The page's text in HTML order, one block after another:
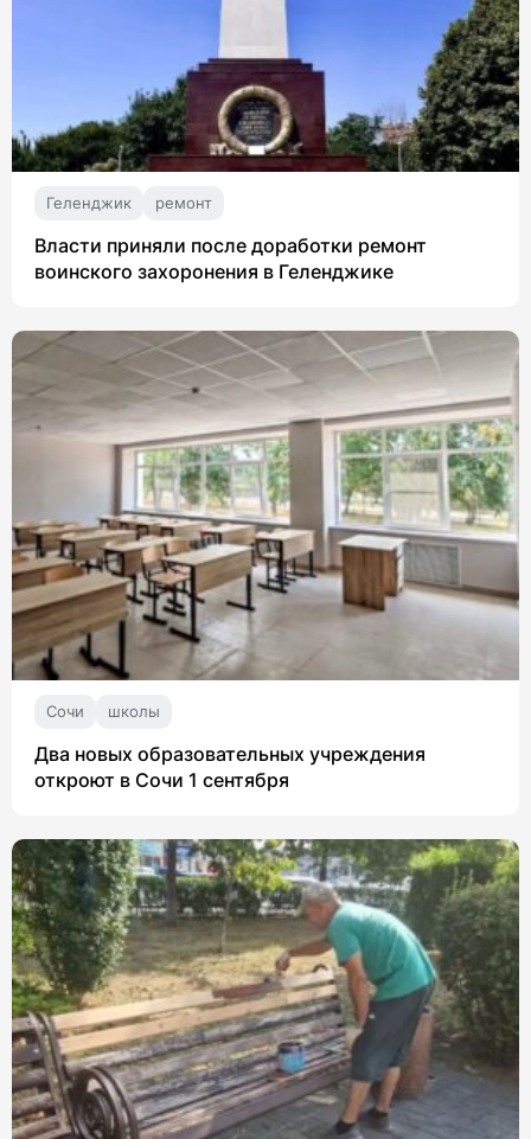
Геленджик ремонт
Власти приняли после доработки ремонт
воинского захоронения в Геленджике
Сочи школы
Два новых образовательных учреждения
откроют в Сочи 1 сентября